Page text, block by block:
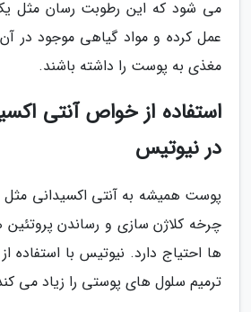
می شود که این رطوبت رسان مثل
عمل کرده و مواد گیاهی موجود در
مغذی به پوست را داشته باشند.
در نیوتیس
چرخه کلاژن سازی و رساندن
ها احتیاج دارد. نیوتیس با استفاده
ترمیم سلول های پوستی را زیاد می